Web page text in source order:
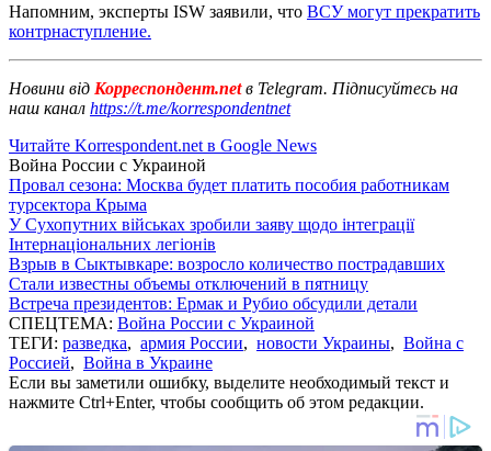
Напомним, эксперты ISW заявили, что ВСУ могут прекратить
контрнаступление.
Новини від Корреспондент.netв Telegram. Підписуйтесь на
наш канал https://t.me/korrespondentnet
Читайте Korrespondent.net в Google News
Война России с Украиной
Провал сезона: Москва будет платить пособия работникам
турсектора Крыма
У Сухопутних військах зробили заяву щодо інтеграції
Інтернаціональних легіонів
Взрыв в Сыктывкаре: возросло количество пострадавших
Стали известны объемы отключений в пятницу
Встреча президентов: Ермак и Рубио обсудили детали
СПЕЦТЕМА: Война России с Украиной
ТЕГИ: разведка, армия России, новости Украины, Война с
Россией, Война в Украине
Если вы заметили ошибку, выделите необходимый текст и
нажмите Ctrl+Enter, чтобы сообщить об этом редакции.